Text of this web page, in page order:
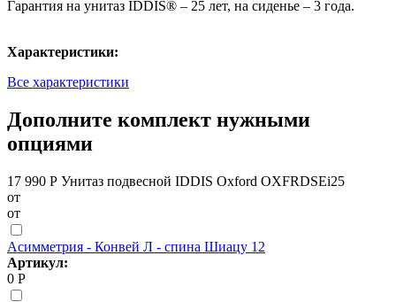
Гарантия на унитаз IDDIS® – 25 лет, на сиденье – 3 года.
Характеристики:
Все характеристики
Дополните комплект нужными
опциями
17 990 Р Унитаз подвесной IDDIS Oxford OXFRDSEi25
от
от
Асимметрия - Конвей Л - спина Шиацу 12
Артикул:
0 Р